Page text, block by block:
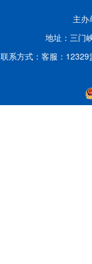
主
地址：三门
联系方式：客服：